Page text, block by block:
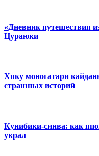
«Дневник путешествия
Цураюки
Хяку моногатари
страшных историй
Кунибики-синва: как
украл